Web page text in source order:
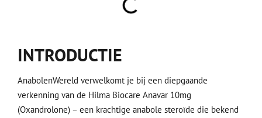
INTRODUCTIE
AnabolenWereld verwelkomt je bij een diepgaande
verkenning van de Hilma Biocare Anavar 10mg
(Oxandrolone) – een krachtige anabole steroïde die bekend